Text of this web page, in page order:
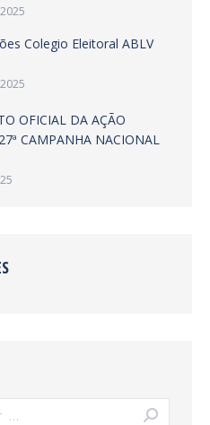
Colegio Eleitoral ABLV
OFICIAL DA AÇÃO
CAMPANHA NACIONAL